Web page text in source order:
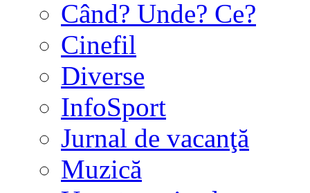
Când? Unde? Ce?
Cinefil
Diverse
InfoSport
Jurnal de vacanţă
Muzică